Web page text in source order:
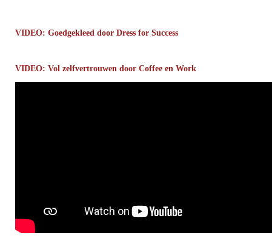
VIDEO: Goedgekleed door Dress for Success
VIDEO: Vol zelfvertrouwen door Coffee en Work